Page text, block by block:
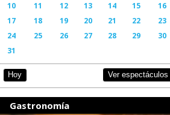
10
11 12 13 14 15
16
17
18 19 20 21 22
23
24
25 26 27 28 29
30
31
Hoy Ver espectáculos
Gastronomía